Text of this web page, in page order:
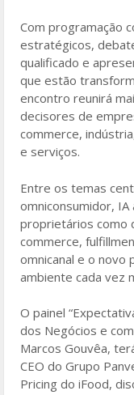
Com programação
estratégicos,
qualificado e
que estão
encontro reunirá
decisores de
commerce,
e serviços.
Entre os temas
omniconsumidor,
proprietários como
commerce,
omnicanal e o novo
ambiente cada vez
O painel
dos Negócios e
Marcos Gouvêa,
CEO do Grupo
Pricing do iFood,